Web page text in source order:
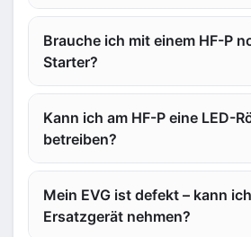
Brauche ich mit einem HF-P
Starter?
Kann ich am HF-P eine LED-
betreiben?
Mein EVG ist defekt – kann
Ersatzgerät nehmen?